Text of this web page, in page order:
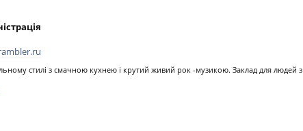
стилі з смачною кухнею і крутий живий рок -музикою. Заклад для людей з